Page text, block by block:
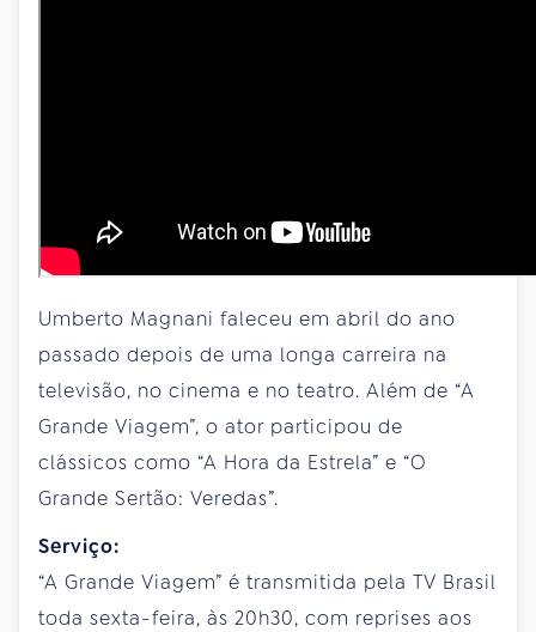
Umberto Magnani faleceu em abril do ano
passado depois de uma longa carreira na
televisão, no cinema e no teatro. Além de “A
Grande Viagem”, o ator participou de
clássicos como “A Hora da Estrela” e “O
Grande Sertão: Veredas”.
Serviço:
“A Grande Viagem” é transmitida pela TV Brasil
toda sexta-feira, às 20h30, com reprises aos